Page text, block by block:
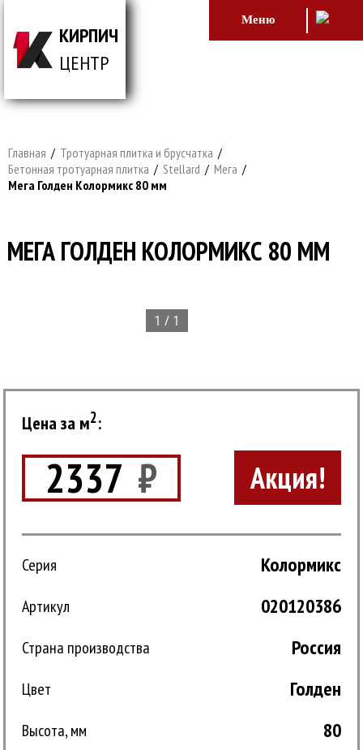
КИРПИЧ
ЦЕНТР
Меню
Главная / Тротуарная плитка и брусчатка /
Бетонная тротуарная плитка / Stellard / Мега /
Мега Голден Колормикс 80 мм
МЕГА ГОЛДЕН КОЛОРМИКС 80 ММ
1 / 1
Цена за м2:
2337 ₽ Акция!
Серия Колормикс
Артикул 020120386
Страна производства Россия
Цвет Голден
Высота, мм 80